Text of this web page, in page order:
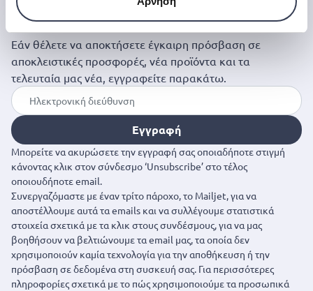
Jinius
Εάν θέλετε να αποκτήσετε έγκαιρη πρόσβαση σε
αποκλειστικές προσφορές, νέα προϊόντα και τα
τελευταία μας νέα, εγγραφείτε παρακάτω.
Εγγραφή
Μπορείτε να ακυρώσετε την εγγραφή σας οποιαδήποτε στιγμή
κάνοντας κλικ στον σύνδεσμο ‘Unsubscribe’ στο τέλος
οποιουδήποτε email.
Συνεργαζόμαστε με έναν τρίτο πάροχο, το Mailjet, για να
αποστέλλουμε αυτά τα emails και να συλλέγουμε στατιστικά
στοιχεία σχετικά με τα κλικ στους συνδέσμους, για να μας
βοηθήσουν να βελτιώνουμε τα email μας, τα οποία δεν
χρησιμοποιούν καμία τεχνολογία για την αποθήκευση ή την
πρόσβαση σε δεδομένα στη συσκευή σας. Για περισσότερες
πληροφορίες σχετικά με το πώς χρησιμοποιούμε τα προσωπικά